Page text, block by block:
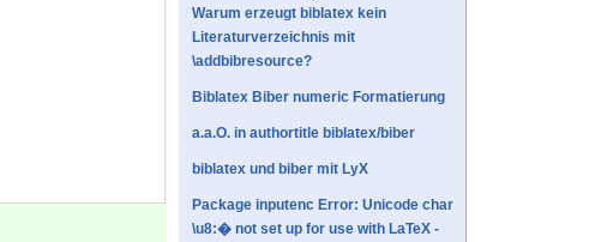
Warum erzeugt biblatex kein
Literaturverzeichnis mit
\addbibresource?
Biblatex Biber numeric Formatierung
a.a.O. in authortitle biblatex/biber
biblatex und biber mit LyX
Package inputenc Error: Unicode char
\u8:� not set up for use with LaTeX -